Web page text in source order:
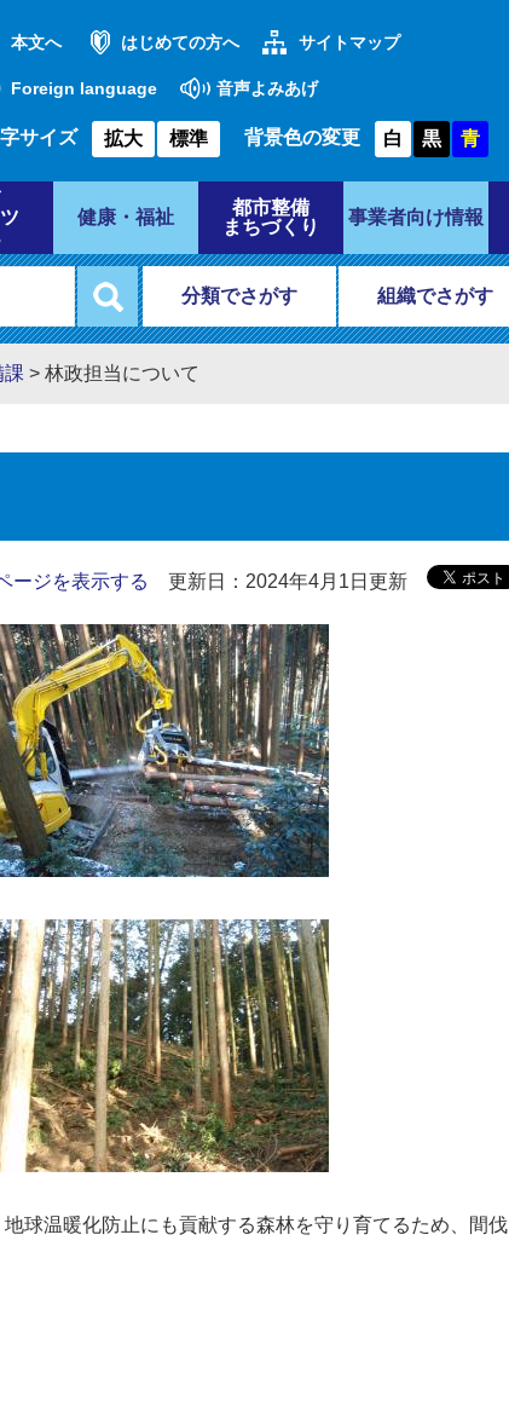
本文へ はじめての方へ サイトマップ
Foreign language 音声よみあげ
サイズ 拡大 標準 背景色の変更 白 黒 青
健康・福祉
都市整備
まちづくり
事業者向け情報
分類でさがす 組織でさがす
課 > 林政担当について
ージを表示する 更新日：2024年4月1日更新
球温暖化防止にも貢献する森林を守り育てるため、間伐